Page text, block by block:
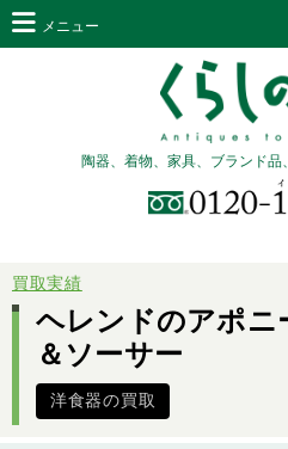
メニュー
陶器、着物、家具、ブランド
買取実績
ヘレンドのアポニ
＆ソーサー
洋食器の買取